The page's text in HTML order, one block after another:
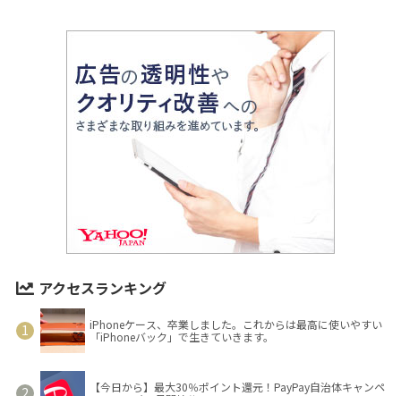
アクセスランキング
iPhoneケース、卒業しました。これからは最高に使いやすい
「iPhoneバック」で生きていきます。
【今日から】最大30％ポイント還元！PayPay自治体キャンペ